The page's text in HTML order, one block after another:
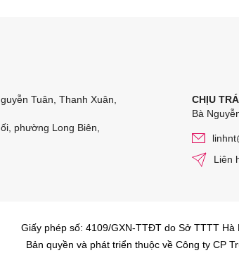
Tuân, Thanh Xuân,
phường Long Biên,
CHỊU
Bà
Liên
Giấy phép số: 4109/GXN-TTĐT do Sở TTTT Hà
Bản quyền và phát triển thuộc về Công ty CP